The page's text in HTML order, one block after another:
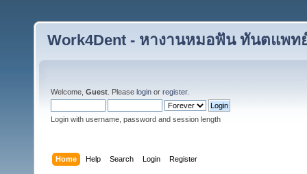
Work4Dent - หางานหมอฟัน ทันตแพ
Welcome, Guest . Please login or register.
Login with username, password and session length
Home Help Search Login Register